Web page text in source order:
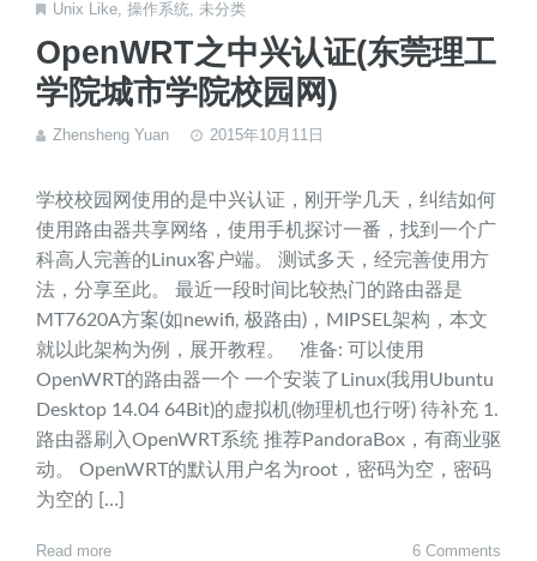
Unix Like, 操作系统, 未分类
OpenWRT之中兴认证(东莞理工
学院城市学院校园网)
Zhensheng Yuan 2015年10月11日
学校校园网使用的是中兴认证，刚开学几天，纠结如何
使用路由器共享网络，使用手机探讨一番，找到一个广
科高人完善的Linux客户端。 测试多天，经完善使用方
法，分享至此。 最近一段时间比较热门的路由器是
MT7620A方案(如newifi, 极路由)，MIPSEL架构，本文
就以此架构为例，展开教程。 准备: 可以使用
OpenWRT的路由器一个 一个安装了Linux(我用Ubuntu
Desktop 14.04 64Bit)的虚拟机(物理机也行呀) 待补充 1.
路由器刷入OpenWRT系统 推荐PandoraBox，有商业驱
动。 OpenWRT的默认用户名为root，密码为空，密码
为空的 […]
Read more 6 Comments